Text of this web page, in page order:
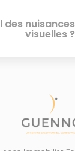
visuelles ?